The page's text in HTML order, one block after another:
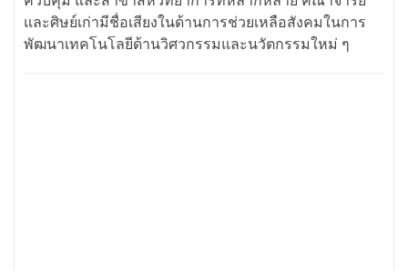
และศิษย์เก่ามีชื่อเสียงในด้านการช่วยเหลือสังคมในการ
พัฒนาเทคโนโลยีด้านวิศวกรรมและนวัตกรรมใหม่ ๆ